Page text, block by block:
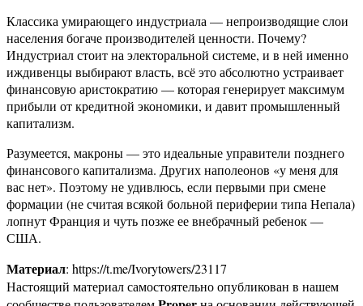
Классика умирающего индустриала — непроизводящие слои
населения богаче производителей ценности. Почему?
Индустриал стоит на электоральной системе, и в ней именно
иждивенцы выбирают власть, всё это абсолютно устраивает
финансовую аристократию — которая генерирует максимум
прибыли от кредитной экономики, и давит промышленный
капитализм.
Разумеется, макроны — это идеальные управители позднего
финансового капитализма. Других наполеонов «у меня для
вас нет». Поэтому не удивлюсь, если первыми при смене
формации (не считая всякой больной периферии типа Непала)
лопнут Франция и чуть позже ее внебрачный ребенок —
США.
Материал: https://t.me/Ivorytowers/23117
Настоящий материал самостоятельно опубликован в нашем